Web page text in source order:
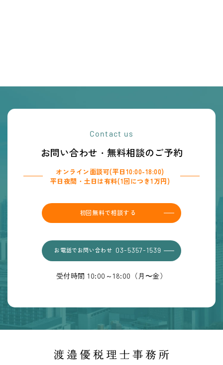
Contact us
お問い合わせ・無料相談のご予約
オンライン面談可(平日10:00-18:00)
平日夜間・土日は有料(1回につき1万円)
初回無料で相談する
お電話でお問い合わせ 03-5357-1539
受付時間 10:00～18:00（月〜金）